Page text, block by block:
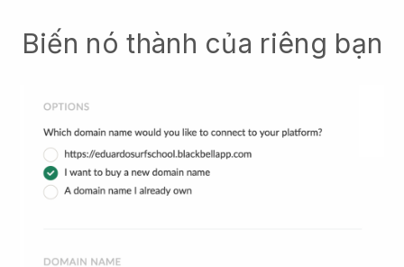
Biến nó thành của riêng bạn